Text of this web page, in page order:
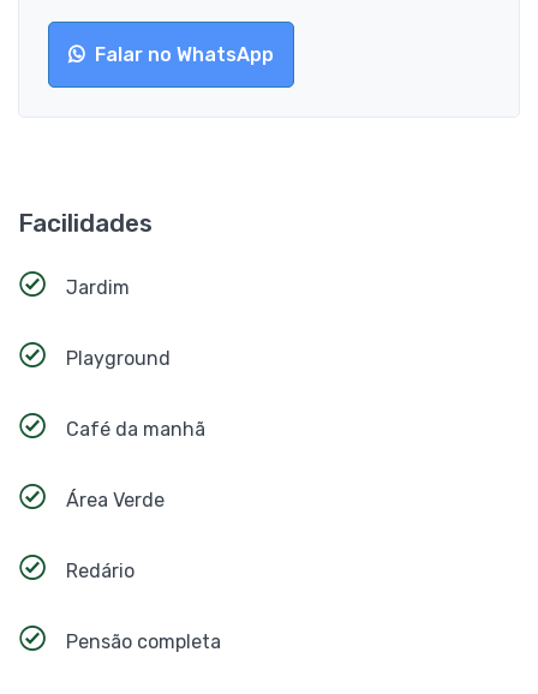
Falar no WhatsApp
Facilidades
Jardim
Playground
Café da manhã
Área Verde
Redário
Pensão completa